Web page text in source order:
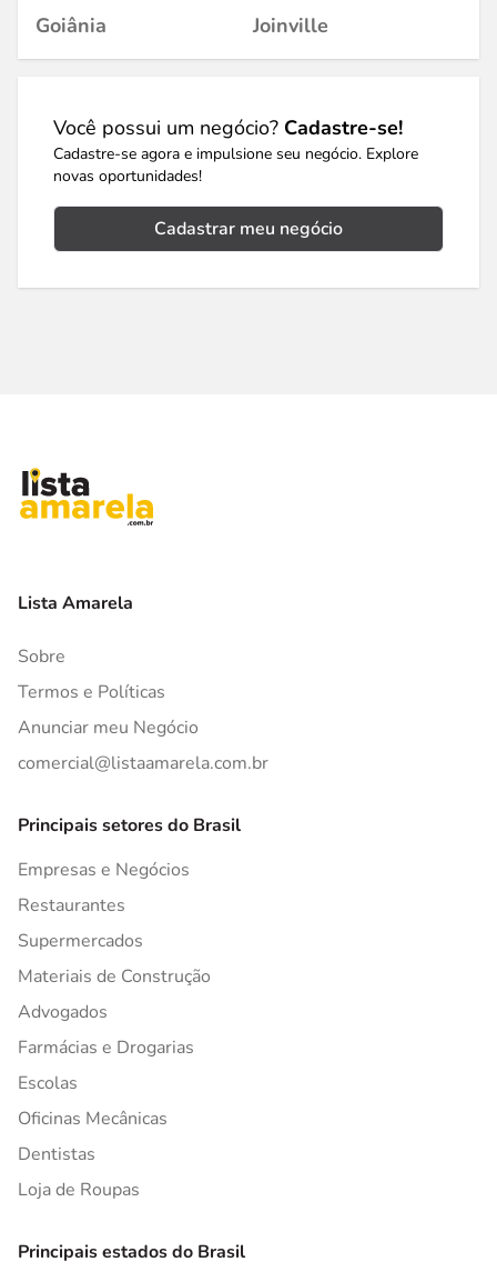
Goiânia
Joinville
Você possui um negócio? Cadastre-se!
Cadastre-se agora e impulsione seu negócio. Explore
novas oportunidades!
Cadastrar meu negócio
Lista Amarela
Sobre
Termos e Políticas
Anunciar meu Negócio
comercial@listaamarela.com.br
Principais setores do Brasil
Empresas e Negócios
Restaurantes
Supermercados
Materiais de Construção
Advogados
Farmácias e Drogarias
Escolas
Oficinas Mecânicas
Dentistas
Loja de Roupas
Principais estados do Brasil